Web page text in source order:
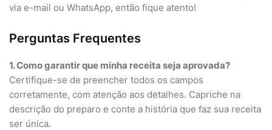
via e-mail ou WhatsApp, então fique atento!
Perguntas Frequentes
1. Como garantir que minha receita seja aprovada?
Certifique-se de preencher todos os campos
corretamente, com atenção aos detalhes. Capriche na
descrição do preparo e conte a história que faz sua receita
ser única.